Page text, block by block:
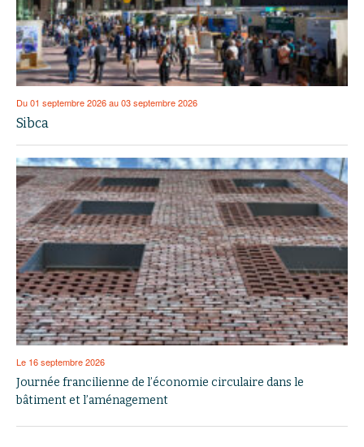
Du 01 septembre 2026 au 03 septembre 2026
Sibca
Le 16 septembre 2026
Journée francilienne de l’économie circulaire dans le
bâtiment et l’aménagement